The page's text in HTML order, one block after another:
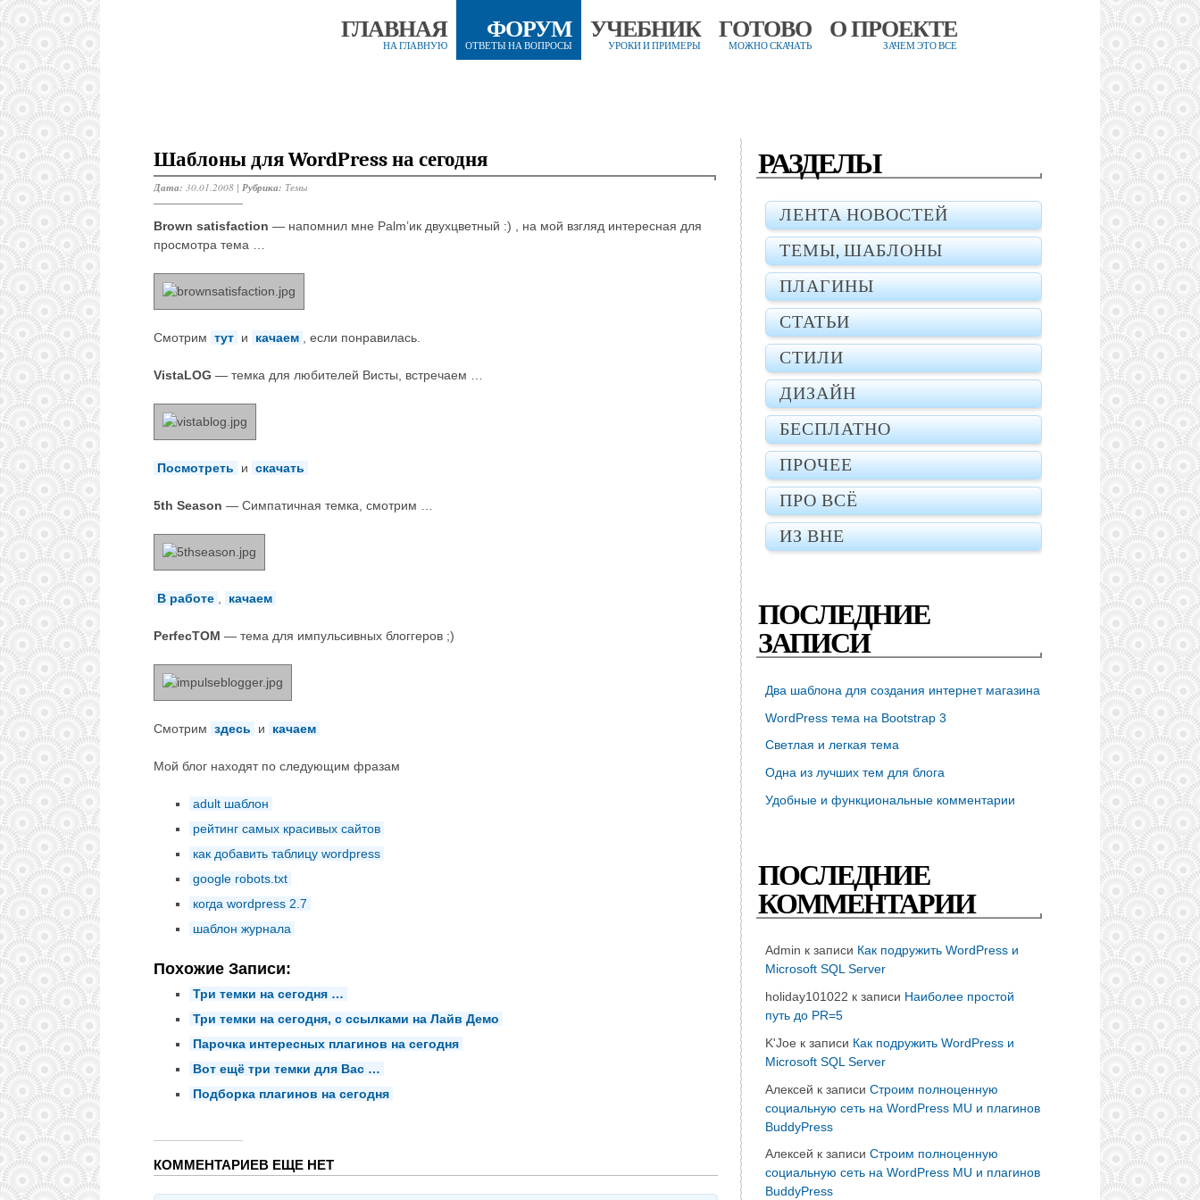
ГЛАВНАЯ
НА ГЛАВНУЮ
ФОРУМ
ОТВЕТЫ НА ВОПРОСЫ
УЧЕБНИК
УРОКИ И ПРИМЕРЫ
ГОТОВО
МОЖНО СКАЧАТЬ
О ПРОЕКТЕ
ЗАЧЕМ ЭТО ВСЕ
Шаблоны для WordPress на сегодня
Дата: 30.01.2008 | Рубрика: Темы
Brown satisfaction — напомнил мне Palm’ик двухцветный :) , на мой взгляд интересная для
просмотра тема …
Смотрим тут и качаем , если понравилась.
VistaLOG — темка для любителей Висты, встречаем …
Посмотреть и скачать
5th Season — Симпатичная темка, смотрим …
В работе качаем
PerfecTOM — тема для импульсивных блоггеров ;)
Смотрим здесь и качаем
Мой блог находят по следующим фразам
adult шаблон
рейтинг самых красивых сайтов
как добавить таблицу wordpress
google robots.txt
когда wordpress 2.7
шаблон журнала
Похожие Записи:
Три темки на сегодня …
Три темки на сегодня, с ссылками на Лайв Демо
Парочка интересных плагинов на сегодня
Вот ещё три темки для Вас …
Подборка плагинов на сегодня
КОММЕНТАРИЕВ ЕЩЕ НЕТ
РАЗДЕЛЫ
ЛЕНТА НОВОСТЕЙ
ТЕМЫ, ШАБЛОНЫ
ПЛАГИНЫ
СТАТЬИ
СТИЛИ
ДИЗАЙН
БЕСПЛАТНО
ПРОЧЕЕ
ПРО ВСЁ
ИЗ ВНЕ
ПОСЛЕДНИЕ
ЗАПИСИ
Два шаблона для создания интернет магазина
WordPress тема на Bootstrap 3
Светлая и легкая тема
Одна из лучших тем для блога
Удобные и функциональные комментарии
ПОСЛЕДНИЕ
КОММЕНТАРИИ
Admin к записи Как подружить WordPress и
Microsoft SQL Server
holiday101022 к записи Наиболее простой
путь до PR=5
K'Joe к записи Как подружить WordPress и
Microsoft SQL Server
Алексей к записи Строим полноценную
социальную сеть на WordPress MU и плагинов
BuddyPress
Алексей к записи Строим полноценную
социальную сеть на WordPress MU и плагинов
BuddyPress